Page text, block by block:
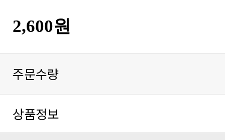
2,600원
주문수량
상품정보